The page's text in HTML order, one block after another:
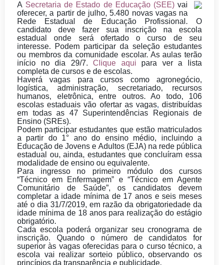
A Secretaria de Estado de Educação (SEE)vai
oferecer, a partir de julho, 5.480 novas vagas na
Rede Estadual de Educação Profissional. O
candidato deve fazer sua inscrição na escola
estadual onde será ofertado o curso de seu
interesse. Podem participar da seleção estudantes
ou membros da comunidade escolar. As aulas terão
início no dia 29/7.Clique aqui para ver a lista
completa de cursos e de escolas.
Haverá vagas para cursos como agronegócio,
logística, administração, secretariado, recursos
humanos, eletrônica, entre outros. Ao todo, 106
escolas estaduais vão ofertar as vagas, distribuídas
em todas as 47 Superintendências Regionais de
Ensino (SREs).
Podem participar estudantes que estão matriculados
a partir do 1° ano do ensino médio, incluindo a
Educação de Jovens e Adultos (EJA) na rede pública
estadual ou, ainda, estudantes que concluíram essa
modalidade de ensino ou equivalente.
Para ingresso no primeiro módulo dos cursos
“Técnico em Enfermagem” e “Técnico em Agente
Comunitário de Saúde”, os candidatos devem
completar a idade mínima de 17 anos e seis meses
até o dia 31/7/2019, em razão da obrigatoriedade da
idade mínima de 18 anos para realização do estágio
obrigatório.
Cada escola poderá organizar seu cronograma de
inscrição. Quando o número de candidatos for
superior às vagas oferecidas para o curso técnico, a
escola vai realizar sorteio público, observando os
princípios da transparência e publicidade.